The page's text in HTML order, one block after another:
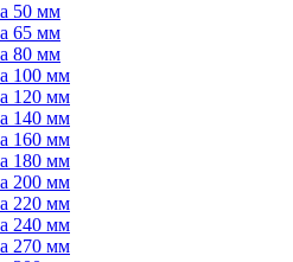
50 мм
65 мм
80 мм
100 мм
120 мм
140 мм
160 мм
180 мм
200 мм
220 мм
240 мм
270 мм